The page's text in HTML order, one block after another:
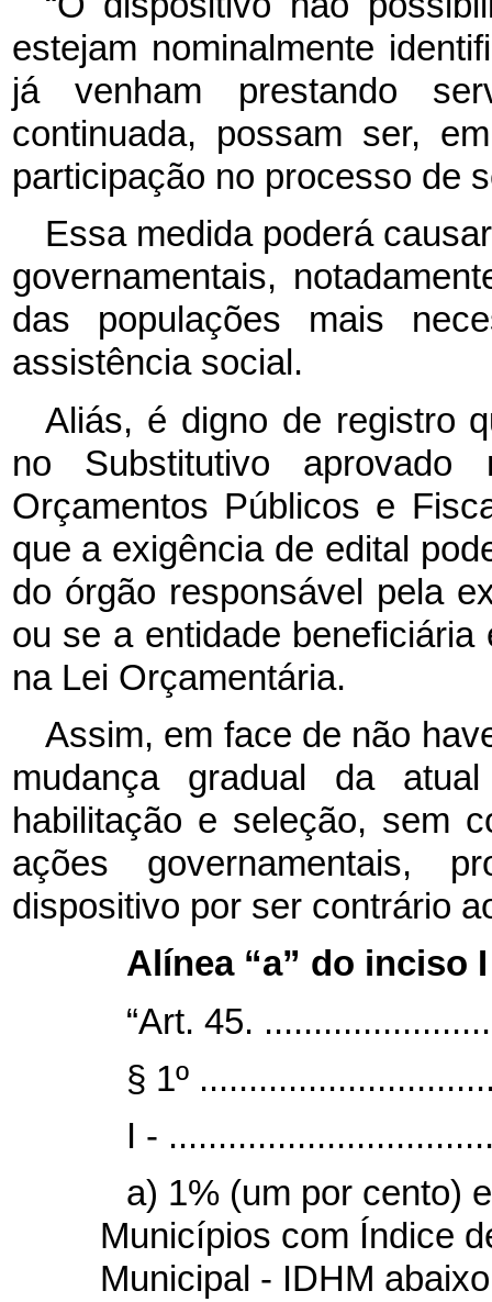
estejam nominalmente
já venham prestando
continuada, possam ser,
participação no processo de
Essa medida poderá
governamentais,
das populações mais
assistência social.
Aliás, é digno de registro
no Substitutivo
Orçamentos Públicos e
que a exigência de edital
do órgão responsável pela
ou se a entidade
na Lei Orçamentária.
Assim, em face de não
mudança gradual da
habilitação e seleção, sem
ações governamentais,
dispositivo por ser contrário
Alínea “a” do inciso
“Art. 45.
§ 1º
I -
a) 1% (um por cento)
Municípios com Índice
Municipal - IDHM